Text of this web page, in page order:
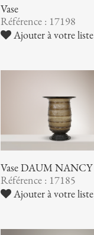
Vase
Référence : 17198
Ajouter à votre liste
Vase DAUM NANCY
Référence : 17185
Ajouter à votre liste